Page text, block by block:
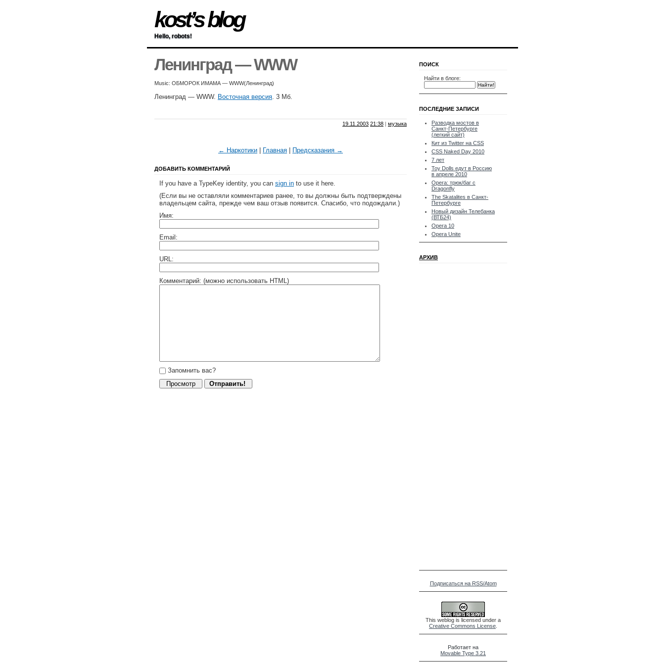
kost’s blog
Hello, robots!
Ленинград — WWW
Music: ОБМОРОК ИМАМА — WWW(Ленинград)
Ленинград — WWW. Восточная версия. 3 Мб.
19.11.2003 21:38 | музыка
← Наркотики Главная Предсказания →
ДОБАВИТЬ КОММЕНТАРИЙ
If you have a TypeKey identity, you can sign in to use it here.
(Если вы не оставляли комментариев ранее, то вы должны быть подтверждены
владельцем сайта, прежде чем ваш отзыв появится. Спасибо, что подождали.)
Имя:
Email:
URL:
Комментарий: (можно использовать HTML)
Запомнить вас?
ПОИСК
Найти в блоге:
ПОСЛЕДНИЕ ЗАПИСИ
Разводка мостов в
Санкт-Петербурге
(легкий сайт)
Кит из Twitter на CSS
CSS Naked Day 2010
7 лет
Toy Dolls едут в Россию
в апреле 2010
Opera: трюк/баг с
Dragonfly
The Skatalites в Санкт-
Петербурге
Новый дизайн Телебанка
(ВТБ24)
Opera 10
Opera Unite
АРХИВ
Подписаться на RSS/Atom
This weblog is licensed under a
Creative Commons License
Работает на
Movable Type 3.21